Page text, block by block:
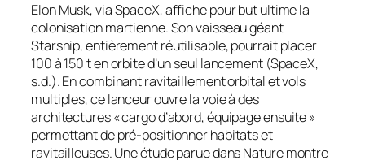
Elon Musk, via SpaceX, affiche pour but ultime la
colonisation martienne. Son vaisseau géant
Starship, entièrement réutilisable, pourrait placer
100 à 150 t en orbite d’un seul lancement (SpaceX,
s.d.). En combinant ravitaillement orbital et vols
multiples, ce lanceur ouvre la voie à des
architectures « cargo d’abord, équipage ensuite »
permettant de pré-positionner habitats et
ravitailleuses. Une étude parue dansNaturemontre